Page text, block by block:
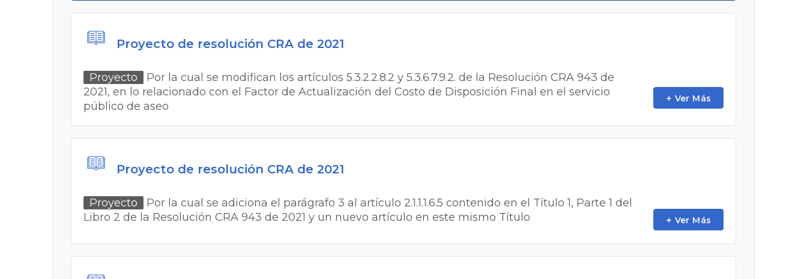
Proyecto de resolución CRA de 2021
Proyecto
Por la cual se modifican los artículos 5.3.2.2.8.2 y 5.3.6.7.9.2. de la Resolución CRA 943 de
2021, en lo relacionado con el Factor de Actualización del Costo de Disposición Final en el servicio
público de aseo
Ver Más
Proyecto de resolución CRA de 2021
Proyecto
Por la cual se adiciona el parágrafo 3 al artículo 2.1.1.1.6.5 contenido en el Título 1, Parte 1 del
Libro 2 de la Resolución CRA 943 de 2021 y un nuevo artículo en este mismo Título
Ver Más